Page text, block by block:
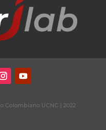
UCNC | 2022